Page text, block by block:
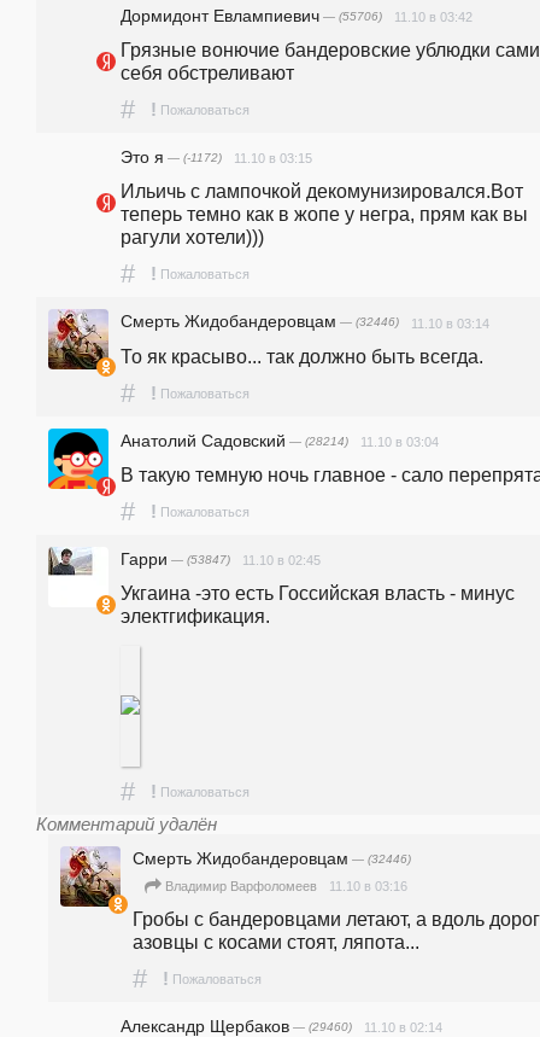
Дормидонт Евлампиевич — (55706) 11.10 в 03:42
Грязные вонючие бандеровские ублюдки сами
себя обстреливают
# ! Пожаловаться
Это я — (-1172) 11.10 в 03:15
Ильичь с лампочкой декомунизировался.Вот
теперь темно как в жопе у негра, прям как вы
рагули хотели)))
# ! Пожаловаться
Смерть Жидобандеровцам — (32446) 11.10 в 03:14
То як красыво... так должно быть всегда.
# ! Пожаловаться
Анатолий Садовский — (28214) 11.10 в 03:04
В такую темную ночь главное - сало
# ! Пожаловаться
Гарри — (53847) 11.10 в 02:45
Укгаина -это есть Госсийская власть - минус
электгификация.
# ! Пожаловаться
Комментарий удалён
Смерть Жидобандеровцам — (32446)
Владимир Варфоломеев 11.10 в 03:16
Гробы с бандеровцами летают, а вдоль
азовцы с косами стоят, ляпота...
# ! Пожаловаться
Александр Щербаков — (29460) 11.10 в 02:14